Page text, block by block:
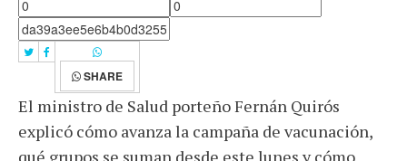
SHARE
El ministro de Salud porteño Fernán Quirós
explicó cómo avanza la campaña de vacunación,
qué grupos se suman desde este lunes y cómo